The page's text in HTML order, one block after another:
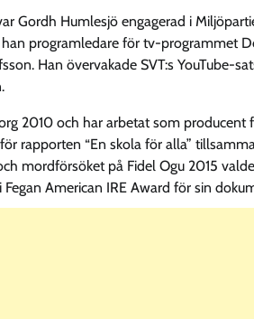
Gordh Humlesjö engagerad i
programledare för tv-programmet
Han övervakade SVT:s YouTube-
2010 och har arbetat som
rapporten “En skola för alla”
mordförsöket på Fidel Ogu 2015
American IRE Award för sin